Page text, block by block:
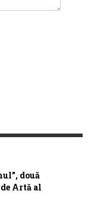
două
Artă al